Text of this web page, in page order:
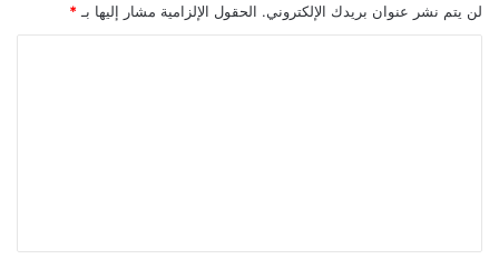
لن يتم نشر عنوان بريدك الإلكتروني. الحقول الإلزامية مشار إليها بـ *
ق